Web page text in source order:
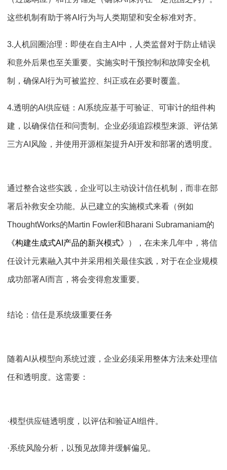
这些机制有助于将AI行为与人类期望和安全标准对齐。
3.人机回圈治理：即使在自主AI中，人类监督对于防止错误
和意外后果也至关重要。实施实时干预控制和故障安全机
制，确保AI行为可被监控、纠正或在必要时覆盖。
4.透明的AI供应链：AI系统应基于可验证、可审计的组件构
建，以确保信任和问责制。企业必须追踪模型来源、评估第
三方AI风险，并使用开源框架提升AI开发和部署的透明度。
通过整合这些实践，企业可以主动设计信任机制，而非在部
署后补救安全功能。从已建立的实施模式来看（例如
ThoughtWorks的Martin Fowler和Bharani Subramaniam的
《构建生成式AI产品的新兴模式》 ），在未来几年中，将信
任设计元素融入其中并采用相关最佳实践，对于在企业规模
成功部署AI而言，将会变得愈发重要。
结论：信任是系统级重要任务
随着AI从模型向系统过渡，企业必须采用整体方法来处理信
任和透明度。这需要：
·模型供应链透明度，以评估和验证AI组件。
·系统风险分析，以预见故障并缓解偏见。